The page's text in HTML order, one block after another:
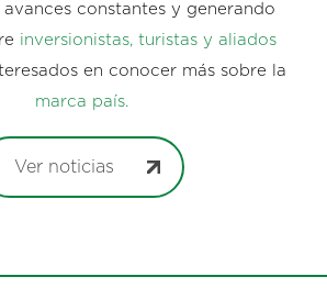
constantes y generando
inversionistas, turistas y aliados
en conocer más sobre la
marca país.
Ver noticias